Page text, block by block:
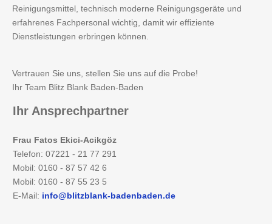
Reinigungsmittel, technisch moderne Reinigungsgeräte und
erfahrenes Fachpersonal wichtig, damit wir effiziente
Dienstleistungen erbringen können.
Vertrauen Sie uns, stellen Sie uns auf die Probe!
Ihr Team Blitz Blank Baden-Baden
Ihr Ansprechpartner
Frau Fatos Ekici-Acikgöz
Telefon: 07221 - 21 77 291
Mobil: 0160 - 87 57 42 6
Mobil: 0160 - 87 55 23 5
E-Mail: info@blitzblank-badenbaden.de